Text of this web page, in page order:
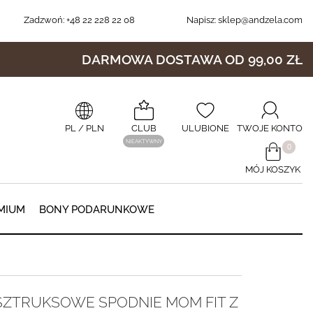
Zadzwoń: +48 22 228 22 08 Napisz: sklep@andzela.com
DARMOWA DOSTAWA OD 99,00 ZŁ
PL/ PLN CLUB
NIEAKTYWNY
ULUBIONE TWOJE KONTO
​0
MÓJ KOSZYK
BONY PODARUNKOWE
SPODNIE MOM FIT Z